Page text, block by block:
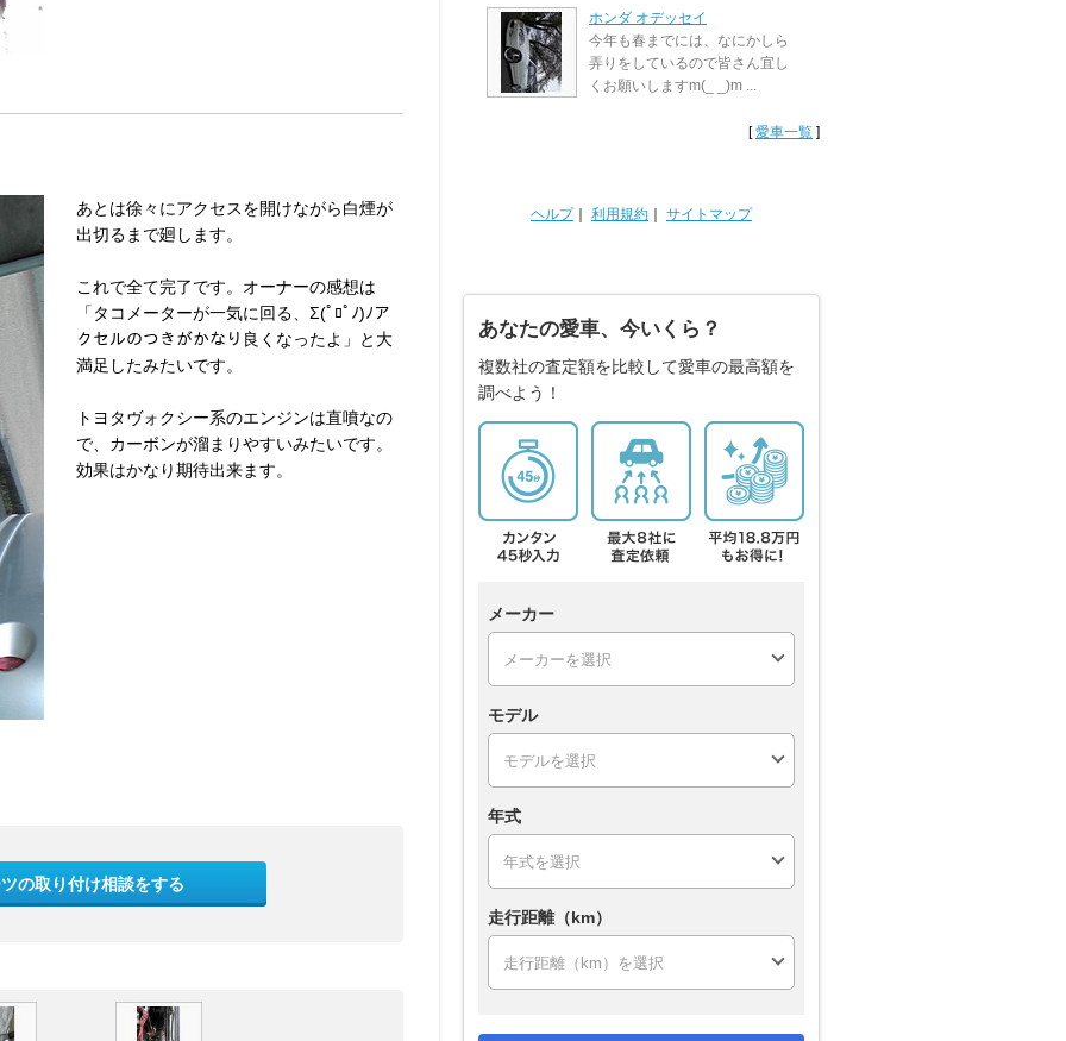
あとは徐々にアクセスを開けながら白煙が
出切るまで廻します。
これで全て完了です。オーナーの感想は
「タコメーターが一気に回る、Σ(ﾟﾛﾟﾉ)ﾉア
クセルのつきがかなり良くなったよ」と大
満足したみたいです。
トヨタヴォクシー系のエンジンは直噴なの
で、カーボンが溜まりやすいみたいです。
効果はかなり期待出来ます。
の取り付け相談をする
ホンダ オデッセイ
今年も春までには、なにかしら
弄りをしているので皆さん宜し
くお願いしますm(_ _)m ...
[愛車一覧 ]
ヘルプ｜ 利用規約 サイトマップ
あなたの愛車、今いくら？
複数社の査定額を比較して愛車の最高額を
調べよう！
メーカー
モデル
年式
走行距離（km）